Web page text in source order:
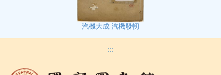
汽機大成 汽機發軔
:::